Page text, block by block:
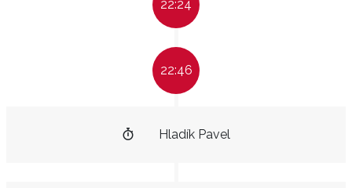
22:24
22:46
Hladík Pavel